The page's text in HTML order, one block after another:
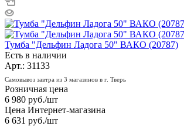
Тумба "Дельфин Ладога 50" ВАКО (20787)
Есть в наличии
Арт.: 31133
Самовывоз завтра из 3 магазинов в г. Тверь
Розничная цена
6 980 руб./шт
Цена Интернет-магазина
6 631 руб./шт